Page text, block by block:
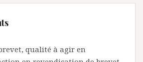
qualité à agir en